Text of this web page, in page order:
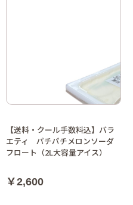
【送料・クール手数料込】バラ
エティ パチパチメロンソーダ
フロート（2L大容量アイス）
￥2,600